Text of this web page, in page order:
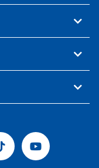
Tiktok Youtube